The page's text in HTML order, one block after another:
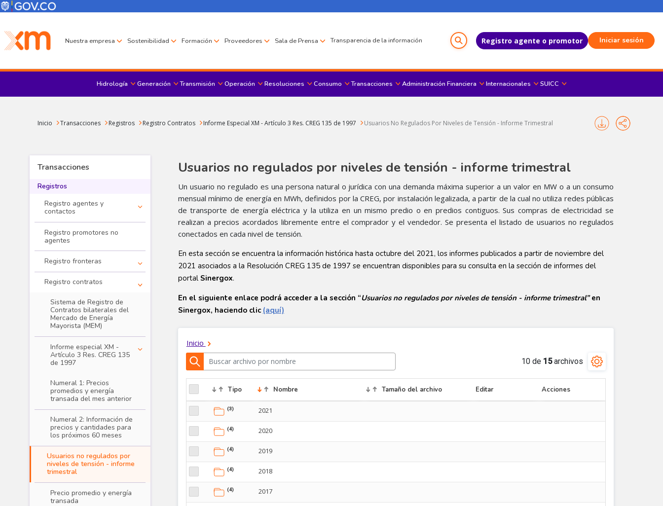
Pasar al contenido principal
Menú Corporativo
Menú de encabezado
Nuestra empresa Sostenibilidad Formación Proveedores Sala de Prensa Transparencia de la información Registro agente o promotor Iniciar sesión
Hidrología Generación Transmisión Operación Resoluciones Consumo Transacciones Administración Financiera Internacionales SUICC
Sobrescribir enlaces de ayuda a la navegación
Inicio Transacciones Registros Registro Contratos Informe Especial XM - Artículo 3 Res. CREG 135 de 1997 Usuarios No Regulados Por Niveles de Tensión - Informe Trimestral
Transacciones - Registros
Transacciones
Registros
Registro agentes y
contactos
Registro promotores no
agentes
Registro fronteras
Registro contratos
Sistema de Registro de
Contratos bilaterales del
Mercado de Energía
Mayorista (MEM)
Informe especial XM -
Artículo 3 Res. CREG 135
de 1997
Numeral 1: Precios
promedios y energía
transada del mes anterior
Numeral 2: Información de
precios y cantidades para
los próximos 60 meses
Usuarios no regulados por
niveles de tensión - informe
trimestral
Precio promedio y energía
transada
Usuarios no regulados por niveles de tensión - informe trimestral
Un usuario no regulado es una persona natural o jurídica con una demanda máxima superior a un valor en MW o a un consumo
mensual mínimo de energía en MWh, definidos por la CREG, por instalación legalizada, a partir de la cual no utiliza redes públicas
de transporte de energía eléctrica y la utiliza en un mismo predio o en predios contiguos. Sus compras de electricidad se
realizan a precios acordados libremente entre el comprador y el vendedor. Se presenta el listado de usuarios no regulados
conectados en cada nivel de tensión.​​
En esta sección se encuentra la información histórica hasta octubre del 2021, los informes publicados a partir de noviembre del
2021 asociados a la Resolución CREG 135 de 1997 se encuentran disponibles para su consulta en la sección de informes del
portal Sinergox.
En el siguiente enlace podrá acceder a la sección “Usuarios no regulados por niveles de tensión - informe trimestral”en
Sinergox, haciendo clic (aquí)